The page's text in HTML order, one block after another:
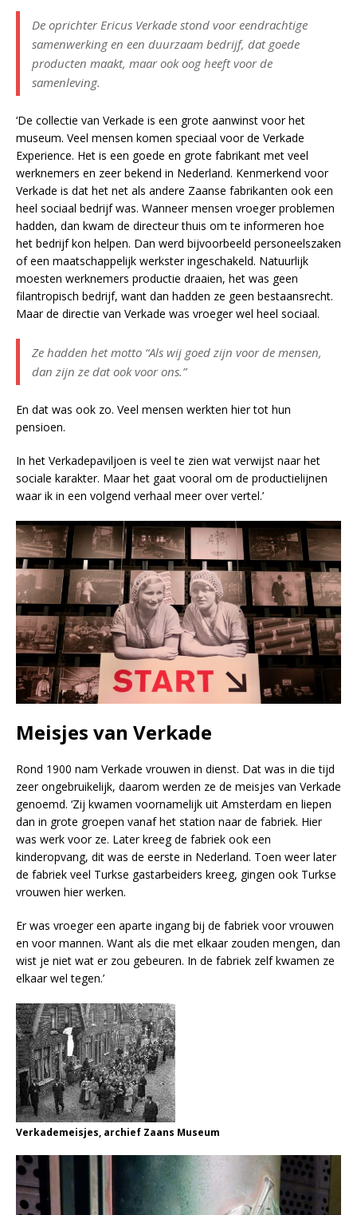
De oprichter Ericus Verkade stond voor eendrachtige
samenwerking en een duurzaam bedrijf, dat goede
producten maakt, maar ook oog heeft voor de
samenleving.
‘De collectie van Verkade is een grote aanwinst voor het
museum. Veel mensen komen speciaal voor de Verkade
Experience. Het is een goede en grote fabrikant met veel
werknemers en zeer bekend in Nederland. Kenmerkend voor
Verkade is dat het net als andere Zaanse fabrikanten ook een
heel sociaal bedrijf was. Wanneer mensen vroeger problemen
hadden, dan kwam de directeur thuis om te informeren hoe
het bedrijf kon helpen. Dan werd bijvoorbeeld personeelszaken
of een maatschappelijk werkster ingeschakeld. Natuurlijk
moesten werknemers productie draaien, het was geen
filantropisch bedrijf, want dan hadden ze geen bestaansrecht.
Maar de directie van Verkade was vroeger wel heel sociaal.
Ze hadden het motto “Als wij goed zijn voor de mensen,
dan zijn ze dat ook voor ons.”
En dat was ook zo. Veel mensen werkten hier tot hun
pensioen.
In het Verkadepaviljoen is veel te zien wat verwijst naar het
sociale karakter. Maar het gaat vooral om de productielijnen
waar ik in een volgend verhaal meer over vertel.’
Meisjes van Verkade
Rond 1900 nam Verkade vrouwen in dienst. Dat was in die tijd
zeer ongebruikelijk, daarom werden ze de meisjes van Verkade
genoemd. ‘Zij kwamen voornamelijk uit Amsterdam en liepen
dan in grote groepen vanaf het station naar de fabriek. Hier
was werk voor ze. Later kreeg de fabriek ook een
kinderopvang, dit was de eerste in Nederland. Toen weer later
de fabriek veel Turkse gastarbeiders kreeg, gingen ook Turkse
vrouwen hier werken.
Er was vroeger een aparte ingang bij de fabriek voor vrouwen
en voor mannen. Want als die met elkaar zouden mengen, dan
wist je niet wat er zou gebeuren. In de fabriek zelf kwamen ze
elkaar wel tegen.’
Verkademeisjes, archief Zaans Museum